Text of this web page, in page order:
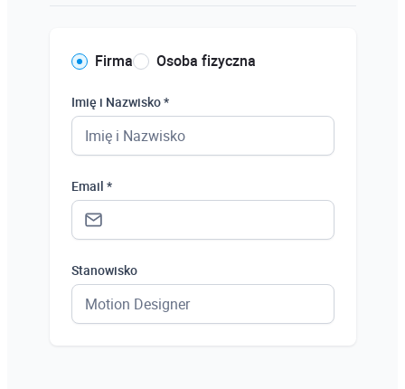
Firma Osoba fizyczna
Imię i Nazwisko *
Email *
Stanowisko